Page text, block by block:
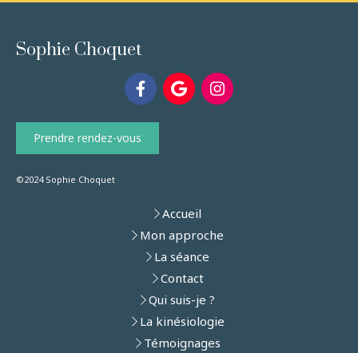
Sophie Choquet
Prendre rendez-vous
©2024 Sophie Choquet
Accueil
Mon approche
La séance
Contact
Qui suis-je ?
La kinésiologie
Témoignages